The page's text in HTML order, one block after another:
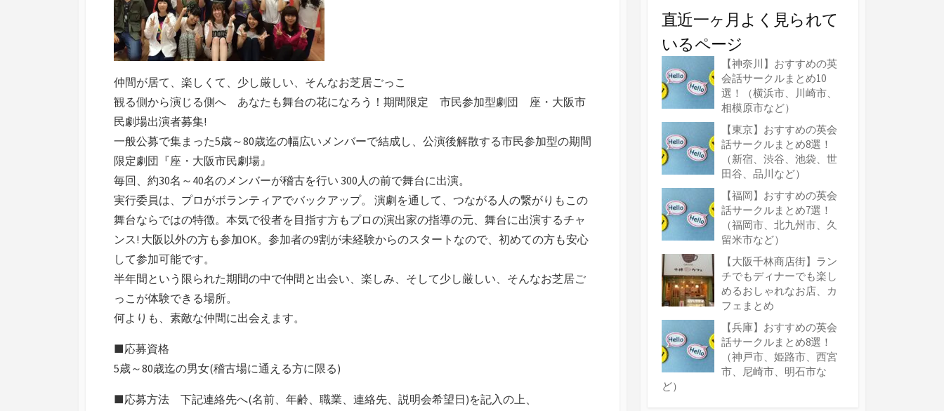
仲間が居て、楽しくて、少し厳しい、そんなお芝居ごっこ
観る側から演じる側へ あなたも舞台の花になろう！期間限定 市民参加型劇団 座・大阪市
民劇場出演者募集!
一般公募で集まった5歳～80歳迄の幅広いメンバーで結成し、公演後解散する市民参加型の期間
限定劇団『座・大阪市民劇場』
毎回、約30名～40名のメンバーが稽古を行い 300人の前で舞台に出演。
実行委員は、プロがボランティアでバックアップ。 演劇を通して、つながる人の繋がりもこの
舞台ならではの特徴。本気で役者を目指す方もプロの演出家の指導の元、舞台に出演するチャ
ンス! 大阪以外の方も参加OK。参加者の9割が未経験からのスタートなので、初めての方も安心
して参加可能です。
半年間という限られた期間の中で仲間と出会い、楽しみ、そして少し厳しい、そんなお芝居ご
っこが体験できる場所。
何よりも、素敵な仲間に出会えます。
■応募資格
5歳～80歳迄の男女(稽古場に通える方に限る)
■応募方法 下記連絡先へ(名前、年齢、職業、連絡先、説明会希望日)を記入の上、
直近一ヶ月よく見られて
いるページ
【神奈川】おすすめの英
会話サークルまとめ10
選！（横浜市、川崎市、
相模原市など）
【東京】おすすめの英会
話サークルまとめ8選！
（新宿、渋谷、池袋、世
田谷、品川など）
【福岡】おすすめの英会
話サークルまとめ7選！
（福岡市、北九州市、久
留米市など）
【大阪千林商店街】ラン
チでもディナーでも楽し
めるおしゃれなお店、カ
フェまとめ
【兵庫】おすすめの英会
話サークルまとめ8選！
（神戸市、姫路市、西宮
市、尼崎市、明石市な
ど）